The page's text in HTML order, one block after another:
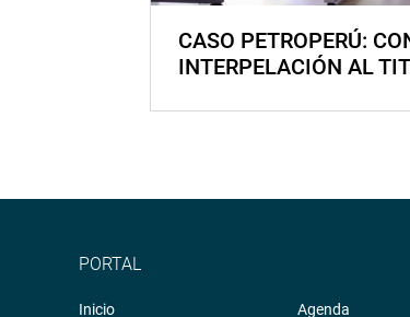
CASO PETROPERÚ:
INTERPELACIÓN AL
PORTAL
Inicio
Agenda